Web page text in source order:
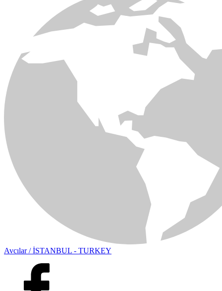
Avcılar / İSTANBUL - TURKEY